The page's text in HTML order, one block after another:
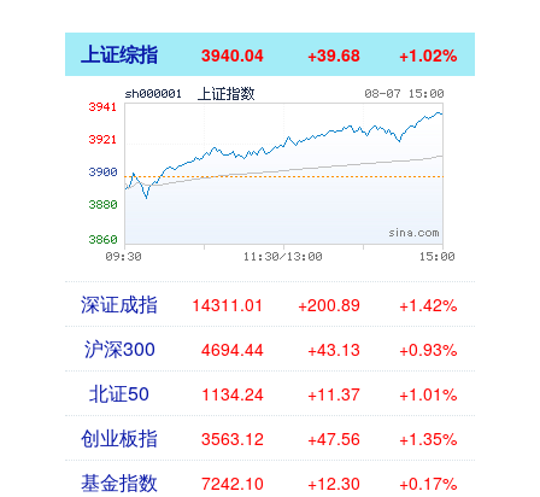
上证综指 3940.04 +39.68 +1.02%
深证成指 14311.01 +200.89 +1.42%
沪深300 4694.44 +43.13 +0.93%
北证50 1134.24 +11.37 +1.01%
创业板指 3563.12 +47.56 +1.35%
基金指数 7242.10 +12.30 +0.17%